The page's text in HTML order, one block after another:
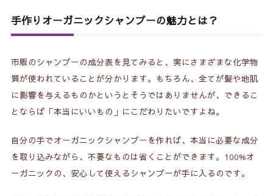
3. アロマオイルを使って香りづけもオススメ
手作りオーガニックシャンプーの魅力とは？
市販のシャンプーの成分表を見てみると、実にさまざまな化学物
質が使われていることが分かります。もちろん、全てが髪や地肌
に影響を与えるものかというとそうではありませんが、できるこ
とならば「本当にいいもの」にこだわりたいですよね。
自分の手でオーガニックシャンプーを作れば、本当に必要な成分
を取り込みながら、不要なものは省くことができます。100%オ
ーガニックの、安心して使えるシャンプーが手に入るのです。